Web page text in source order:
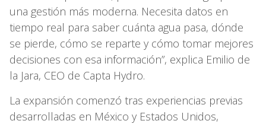
una gestión más moderna. Necesita datos en
tiempo real para saber cuánta agua pasa, dónde
se pierde, cómo se reparte y cómo tomar mejores
decisiones con esa información”, explica Emilio de
la Jara, CEO de Capta Hydro.
La expansión comenzó tras experiencias previas
desarrolladas en México y Estados Unidos,